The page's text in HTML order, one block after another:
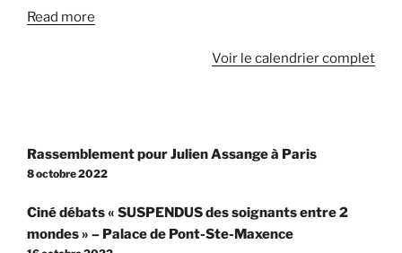
à
Read more
Voir le calendrier complet
de
Rassemblement pour Julien Assange à Paris
8 octobre 2022
Ciné débats « SUSPENDUS des soignants entre 2
mondes » – Palace de Pont-Ste-Maxence